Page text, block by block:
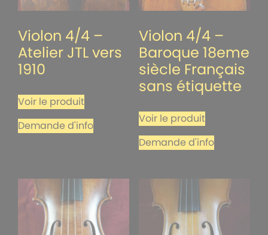
Violon 4/4 –
Atelier JTL vers
1910
Voir le produit
Demande d'info
Violon 4/4 –
Baroque 18eme
siècle Français
sans étiquette
Voir le produit
Demande d'info